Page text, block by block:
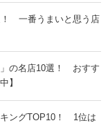
！ 一番うまいと思う店
の名店10選！ おすす
】
キングTOP10！ 1位は